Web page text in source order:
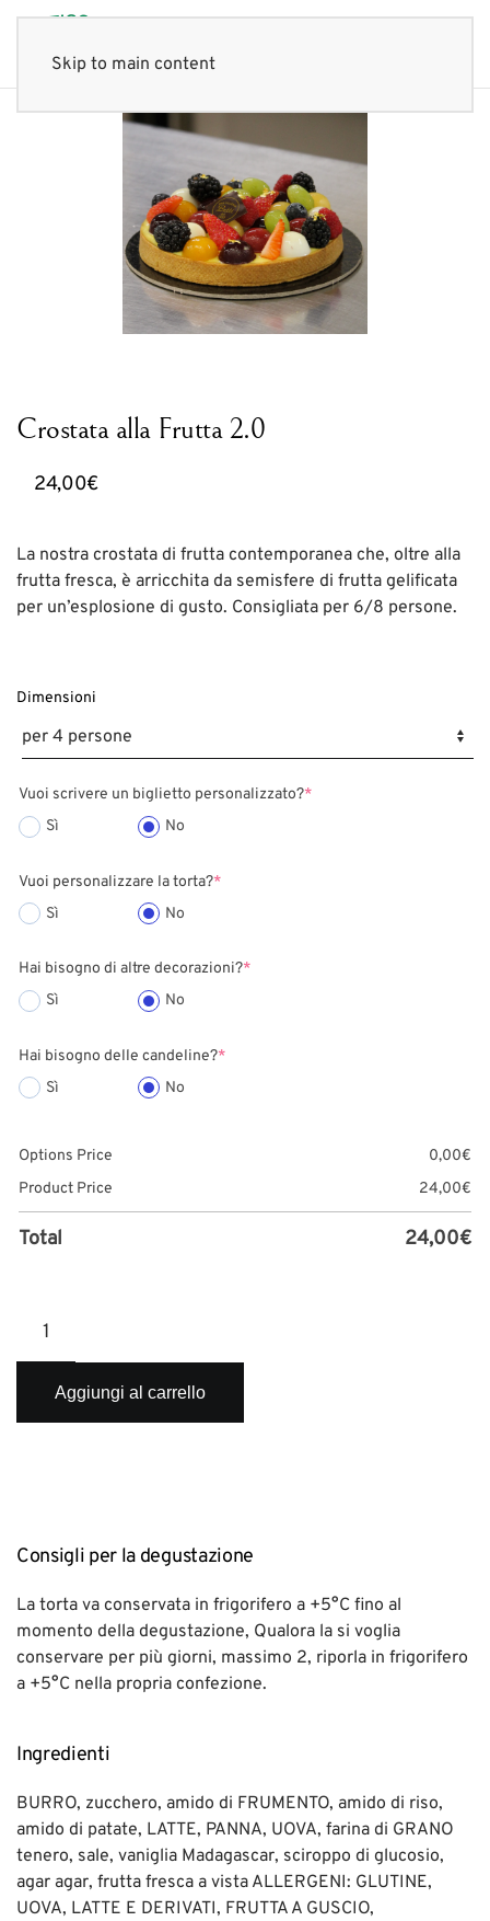
Skip to main content
Crostata alla Frutta 2.0
24,00€
La nostra crostata di frutta contemporanea che, oltre alla
frutta fresca, è arricchita da semisfere di frutta gelificata
per un’esplosione di gusto. Consigliata per 6/8 persone.
Dimensioni
Vuoi scrivere un biglietto personalizzato?*
Sì
No
Vuoi personalizzare la torta?*
Sì
No
Hai bisogno di altre decorazioni?*
Sì
No
Hai bisogno delle candeline?*
Sì
No
Options Price 0,00€
Product Price
24,00€
Total 24,00€
Frutta
quantità
Aggiungi al carrello
Consigli per la degustazione
La torta va conservata in frigorifero a +5°C fino al
momento della degustazione, Qualora la si voglia
conservare per più giorni, massimo 2, riporla in frigorifero
a +5°C nella propria confezione.
Ingredienti
BURRO, zucchero, amido di FRUMENTO, amido di riso,
amido di patate, LATTE, PANNA, UOVA, farina di GRANO
tenero, sale, vaniglia Madagascar, sciroppo di glucosio,
agar agar, frutta fresca a vista ALLERGENI: GLUTINE,
UOVA, LATTE E DERIVATI, FRUTTA A GUSCIO,